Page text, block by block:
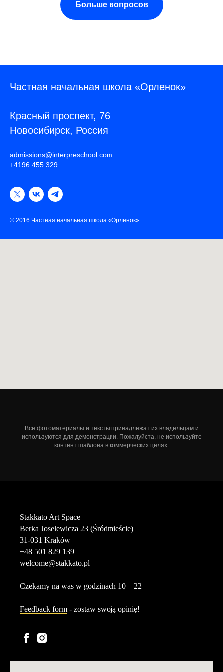
Больше вопросов
Частная начальная школа «Орленок»
Красный проспект, 76
Новосибирск, Россия
admissions@interpreschool.com
+4196 455 329
© 2016 Частная начальная школа «Орленок»
Все фотоматериалы и тексты принадлежат их владельцам и
используются для демонстрации. Пожалуйста, не используйте
контент шаблона в коммерческих целях.
Stakkato Art Space
Berka Joselewicza 23 (Śródmieście)
31-031 Kraków
+48 501 829 139
welcome@stakkato.pl
Czekamy na was w godzinach 10 – 22
Feedback form - zostaw swoją opinię!